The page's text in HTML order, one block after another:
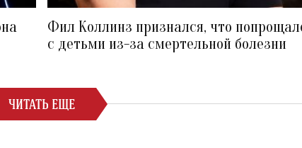
Фил Коллинз признался, что
с детьми из-за смертельной болезни
ЧИТАТЬ ЕЩЕ